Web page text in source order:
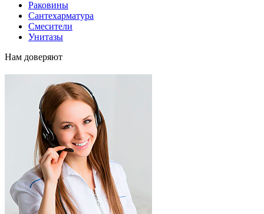
Раковины
Сантехарматура
Смесители
Унитазы
Нам доверяют